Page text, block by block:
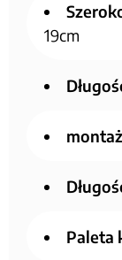
19cm
montaż
Paleta